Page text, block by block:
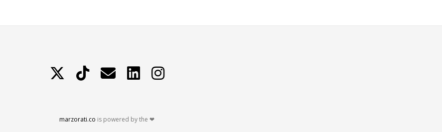
TikTok Contattami LinkedIn
marzorati.co is powered by the ❤